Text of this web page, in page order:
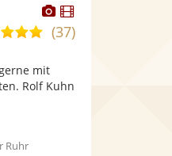
Dieser
Künstler
stellt
bereit.
Dieser
Künstler
4,9
5
Sternen
(37)
mit
Rolf Kuhn
Ruhr